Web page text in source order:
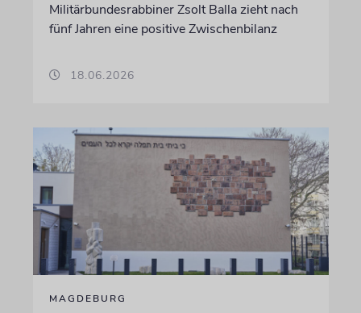
Militärbundesrabbiner Zsolt Balla zieht nach
fünf Jahren eine positive Zwischenbilanz
18.06.2026
MAGDEBURG